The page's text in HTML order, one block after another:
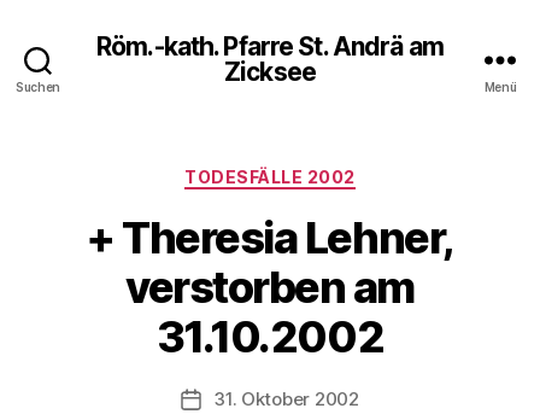
Suchen
Röm.-kath. Pfarre St. Andrä am
Zicksee
Menü
Kategorien
TODESFÄLLE 2002
+ Theresia Lehner,
verstorben am
31.10.2002
Veröffentlichungsdatum
31. Oktober 2002